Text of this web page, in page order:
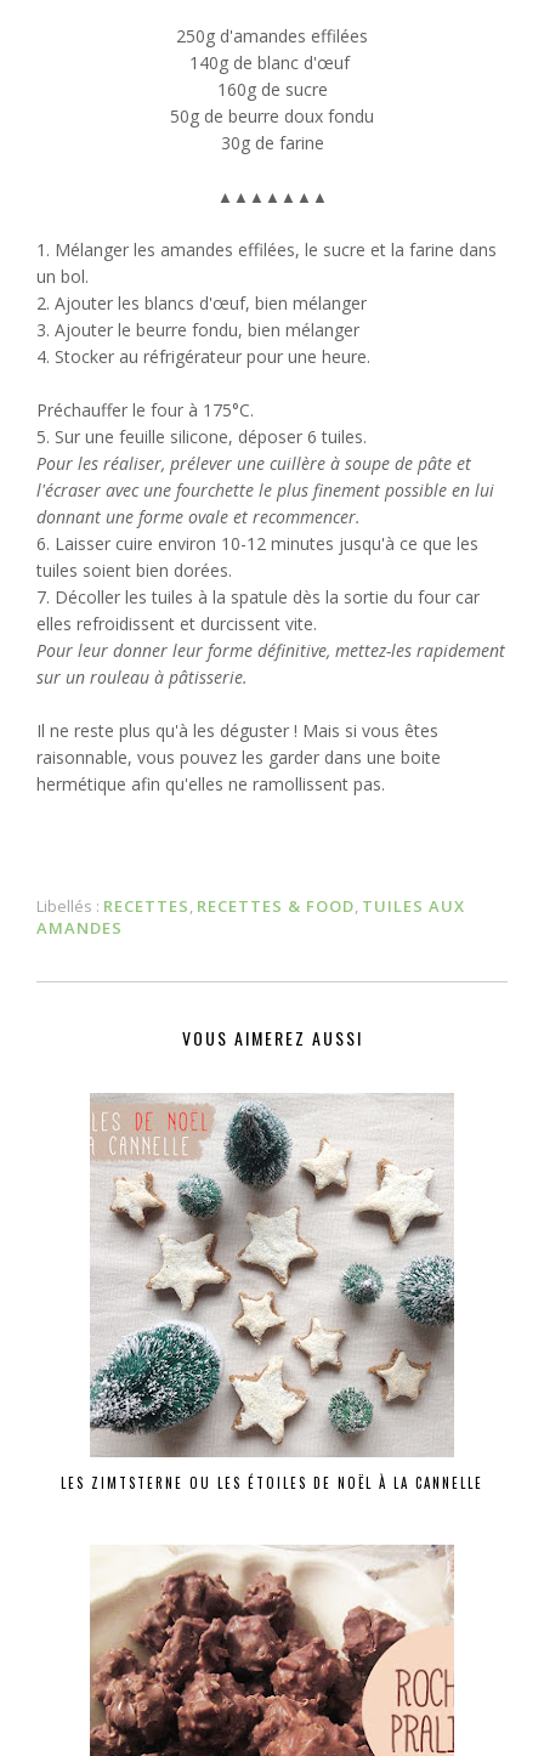
250g d'amandes effilées
140g de blanc d'œuf
160g de sucre
50g de beurre doux fondu
30g de farine
▲ ▲ ▲ ▲ ▲ ▲ ▲
1. Mélanger les amandes effilées, le sucre et la farine dans
un bol.
2. Ajouter les blancs d'œuf, bien mélanger
3. Ajouter le beurre fondu, bien mélanger
4. Stocker au réfrigérateur pour une heure.
Préchauffer le four à 175°C.
5. Sur une feuille silicone, déposer 6 tuiles.
Pour les réaliser, prélever une cuillère à soupe de pâte et
l'écraser avec une fourchette le plus finement possible en lui
donnant une forme ovale et recommencer.
6. Laisser cuire environ 10-12 minutes jusqu'à ce que les
tuiles soient bien dorées.
7. Décoller les tuiles à la spatule dès la sortie du four car
elles refroidissent et durcissent vite.
Pour leur donner leur forme définitive, mettez-les rapidement
sur un rouleau à pâtisserie.
Il ne reste plus qu'à les déguster ! Mais si vous êtes
raisonnable, vous pouvez les garder dans une boite
hermétique afin qu'elles ne ramollissent pas.
Libellés : RECETTES, RECETTES & FOOD, TUILES AUX
AMANDES
VOUS AIMEREZ AUSSI
LES ZIMTSTERNE OU LES ÉTOILES DE NOËL À LA CANNELLE